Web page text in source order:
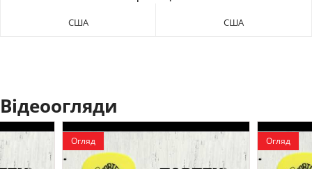
США США
Відеоогляди
Огляд Огляд